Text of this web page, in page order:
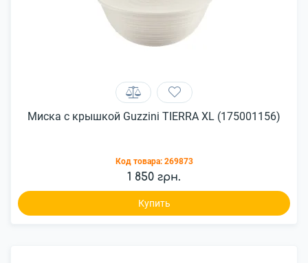
Миска с крышкой Guzzini TIERRA XL (175001156)
Код товара: 269873
1 850 грн.
Купить